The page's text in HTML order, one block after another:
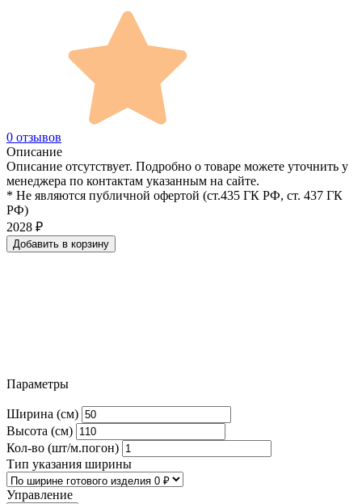
0 отзывов
Описание
Описание отсутствует. Подробно о товаре можете уточнить у
менеджера по контактам указанным на сайте.
* Не являются публичной офертой (ст.435 ГК РФ, cт. 437 ГК
РФ)
2028 ₽
Добавить в корзину
Параметры
Ширина (см)
Высота (см)
Кол-во (шт/м.погон)
Тип указания ширины
Управление